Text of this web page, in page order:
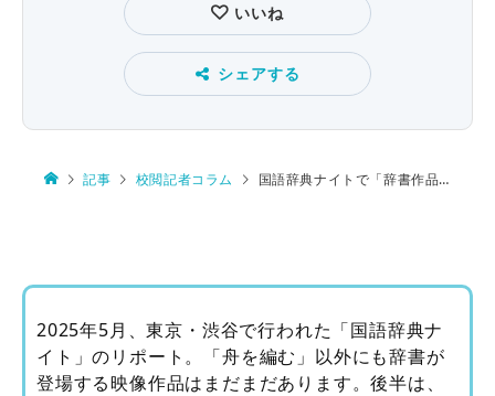
いいね
シェアする
記事 校閲記者コラム 国語辞典ナイトで「辞書作品」を辞書マニアが斬る
2025年5月、東京・渋谷で行われた「国語辞典ナ
イト」のリポート。「舟を編む」以外にも辞書が
登場する映像作品はまだまだあります。後半は、